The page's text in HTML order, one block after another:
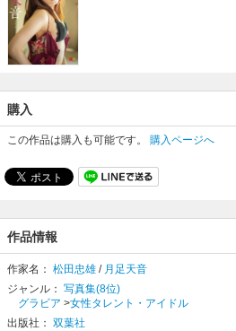
購入
この作品は購入も可能です。 購入ページへ
作品情報
作家名： 松田忠雄 / 月足天音
ジャンル： 写真集(8位)
グラビア >女性タレント・アイドル
出版社： 双葉社